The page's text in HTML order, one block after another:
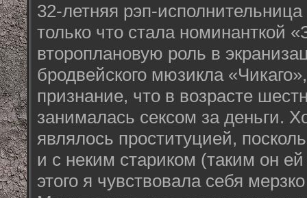
32-летняя рэп-
только что стала номинанткой
второплановую роль в
бродвейского мюзикла
признание, что в возрасте
занималась сексом за деньги.
являлось проституцией,
и с неким стариком (таким он
этого я чувствовала себя